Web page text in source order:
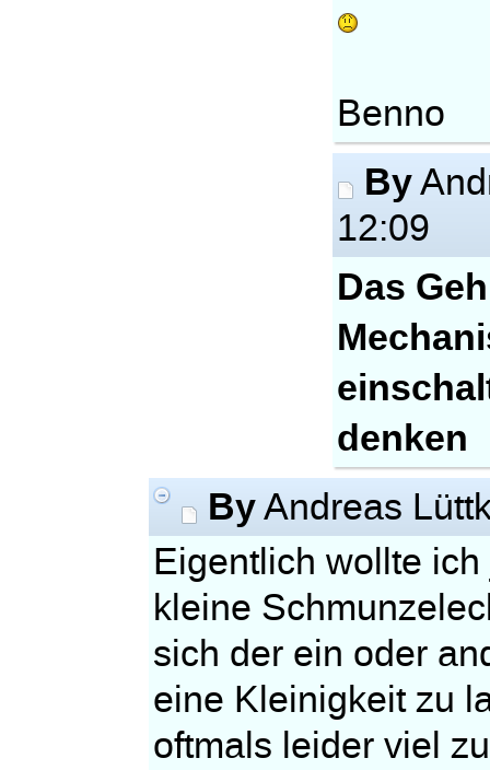
Benno
By
12:09
Das
denken
ByAndreas
Eigentlich wollte
kleine
sich der ein oder
eine Kleinigkeit zu
oftmals leider viel